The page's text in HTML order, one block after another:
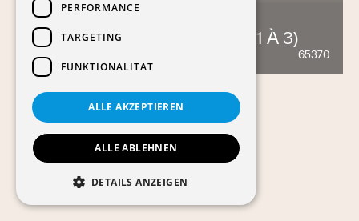
BÂTIMENT DU BIT (PHASES 1 À 3)
65370
PERFORMANCE
TARGETING
FUNKTIONALITÄT
ALLE AKZEPTIEREN
ALLE ABLEHNEN
DETAILS ANZEIGEN